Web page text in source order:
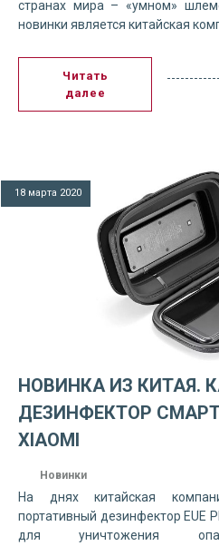
странах мира – «умном»
новинки является китайская
Читать
далее
18 марта 2020
НОВИНКА ИЗ КИТАЯ.
ДЕЗИНФЕКТОР
XIAOMI
Новинки
На днях китайская
портативный дезинфектор EUE
для уничтожения